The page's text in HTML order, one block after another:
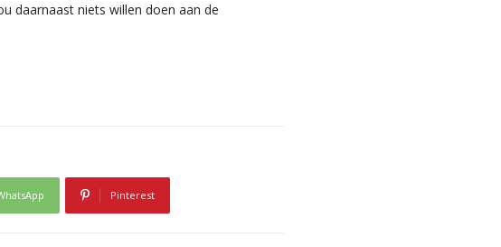
daarnaast niets willen doen aan de
Pinterest